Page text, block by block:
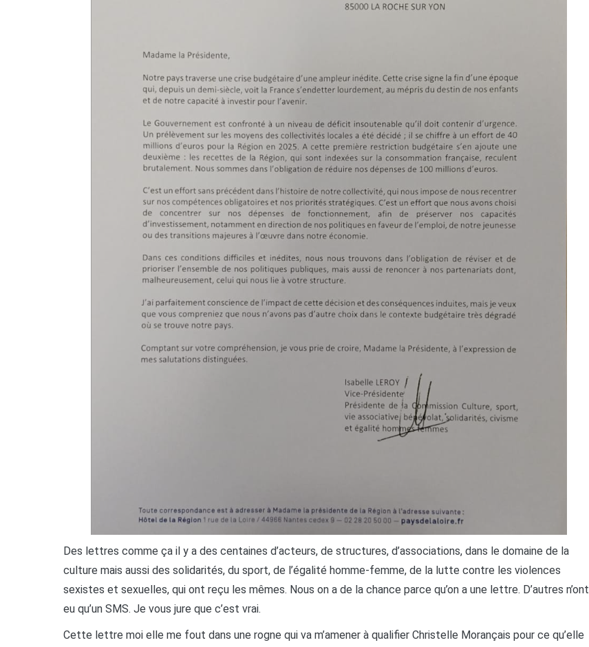
Des lettres comme ça il y a des centaines d’acteurs, de structures, d’associations, dans le domaine de la
culture mais aussi des solidarités, du sport, de l’égalité homme-femme, de la lutte contre les violences
sexistes et sexuelles, qui ont reçu les mêmes. Nous on a de la chance parce qu’on a une lettre. D’autres n’ont
eu qu’un SMS. Je vous jure que c’est vrai.
Cette lettre moi elle me fout dans une rogne qui va m’amener à qualifier Christelle Morançais pour ce qu’elle